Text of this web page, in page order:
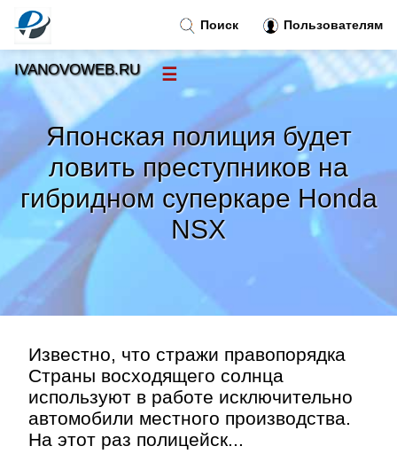
Японская полиция будет
ловить преступников на
гибридном суперкаре Honda
NSX
Известно, что стражи правопорядка
Страны восходящего солнца
используют в работе исключительно
автомобили местного производства.
На этот раз полицейск...
Поиск Пользователям
IVANOVOWEB.RU ☰
Тренды новостей»
Рубрики»
Правила »